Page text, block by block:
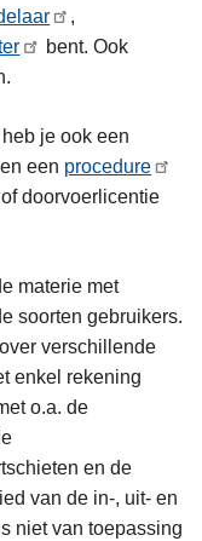
,
bent. Ook
je ook een
een procedure
doorvoerlicentie
materie met
soorten gebruikers.
verschillende
enkel rekening
o.a. de
en de
van de in-, uit- en
niet van toepassing